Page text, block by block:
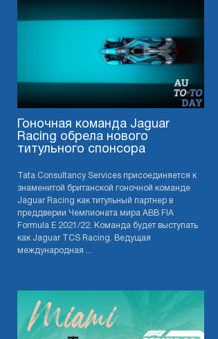
Гоночная команда Jaguar
Racing обрела нового
титульного спонсора
Tata Consultancy Services присоединяется к
знаменитой британской гоночной команде
Jaguar Racing как титульный партнер в
преддверии Чемпионата мира ABB FIA
Formula E 2021/22. Команда будет выступать
как Jaguar TCS Racing. Ведущая
международная ...